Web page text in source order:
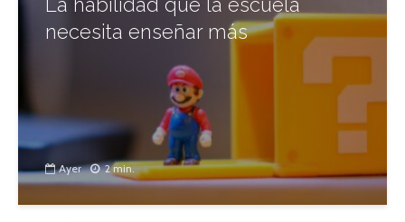
necesita enseñar más
Ayer 2 min.